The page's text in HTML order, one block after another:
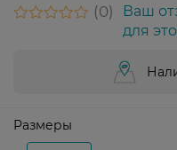
0
Ваш
для
Размеры